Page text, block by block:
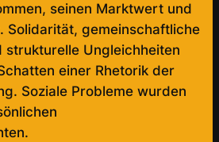
seinen Marktwert und
Solidarität, gemeinschaftliche
Ungleichheiten
einer Rhetorik der
Soziale Probleme wurden